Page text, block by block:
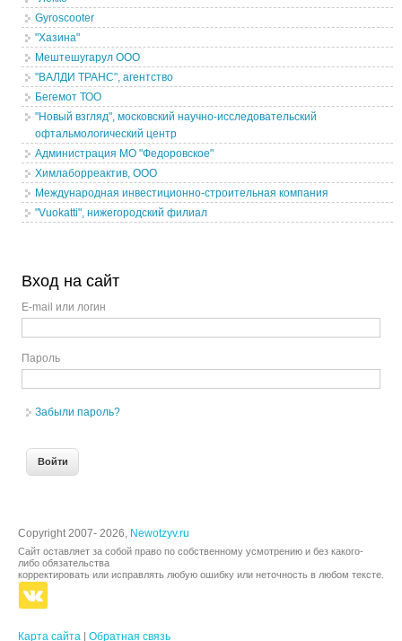
Gyroscooter
"Хазина"
Мештешугарул ООО
"ВАЛДИ ТРАНС", агентство
Бегемот ТОО
"Новый взгляд", московский научно-исследовательский
офтальмологический центр
Администрация МО "Федоровское"
Химлаборреактив, ООО
Международная инвестиционно-строительная компания
"Vuokatti", нижегородский филиал
Вход на сайт
E-mail или логин
Пароль
Забыли пароль?
Карта сайта Обратная связь
Copyright 2007- 2026, Newotzyv.ru
Сайт оставляет за собой право по собственному усмотрению и без какого-
либо обязательства
корректировать или исправлять любую ошибку или неточность в любом тексте.